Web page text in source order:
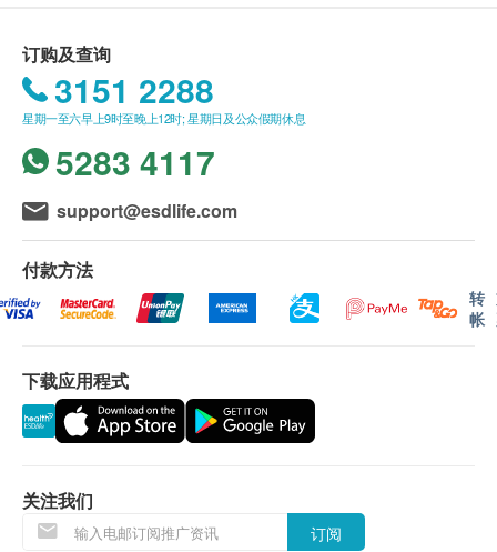
主要成份
体外培育牛黄、天麻（姜汁制）、琥珀、僵蚕、钩藤
服用方法
每日1次
1岁至3岁以下：每次服1瓶
3岁以上：每次服2瓶
注意事项
婴孩宜戒食冷冻油腻燥热食品
如出现敏感或不适症状, 请立即停止服用及咨询您
的医生
购买 永明制药 产品总额满HK$500，即可享本地
免费送货服务。账单总额未满HK$500需附加
HK$30运费。
我们将于确定订单后3-5个工作天内安排发货。
不排除运送时间会因节日而有所影响。当八号烈风
会延迟。
所有订单须视乎相关货品的供应情况再作最后确
认。倘若健康网购health.ESDlife未能提供任何订
单上的货品，健康网购health.ESDlife有权拒绝接
退换条款：
有损毁情况，一经确认签收，恕不接受退换。
退换产品必须包装完整，如退换之产品有任何残缺
订购及查询
3151 2288
星期一至六早上9时至晚上12时; 星期日及公众假期休息
5283 4117
support@esdlife.com
付款方法
转
帐
下载应用程式
关注我们
订阅